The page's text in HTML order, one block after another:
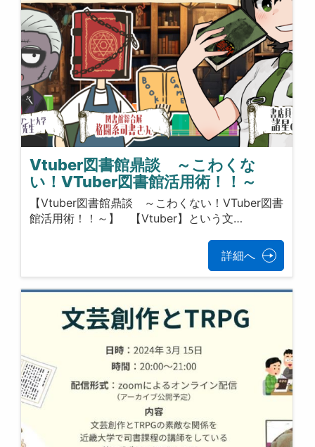
Vtuber図書館鼎談 ～こわくな
い！VTuber図書館活用術！！～
【Vtuber図書館鼎談 ～こわくない！VTuber図書
館活用術！！～】 【Vtuber】という文…
詳細へ